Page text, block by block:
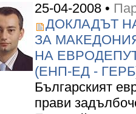
25-04-2008 •
ДОКЛАДЪТ
ЗА
НА
(ЕНП-ЕД -
Българският
прави